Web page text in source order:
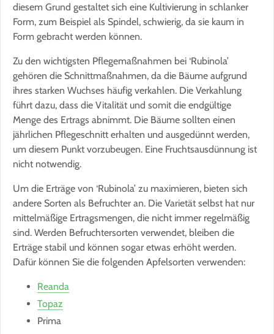
diesem Grund gestaltet sich eine Kultivierung in schlanker
Form, zum Beispiel als Spindel, schwierig, da sie kaum in
Form gebracht werden können.
Zu den wichtigsten Pflegemaßnahmen bei ‘Rubinola’
gehören die Schnittmaßnahmen, da die Bäume aufgrund
ihres starken Wuchses häufig verkahlen. Die Verkahlung
führt dazu, dass die Vitalität und somit die endgültige
Menge des Ertrags abnimmt. Die Bäume sollten einen
jährlichen Pflegeschnitt erhalten und ausgedünnt werden,
um diesem Punkt vorzubeugen. Eine Fruchtsausdünnung ist
nicht notwendig.
Um die Erträge von ‘Rubinola’ zu maximieren, bieten sich
andere Sorten als Befruchter an. Die Varietät selbst hat nur
mittelmäßige Ertragsmengen, die nicht immer regelmäßig
sind. Werden Befruchtersorten verwendet, bleiben die
Erträge stabil und können sogar etwas erhöht werden.
Dafür können Sie die folgenden Apfelsorten verwenden:
Reanda
Topaz
Prima